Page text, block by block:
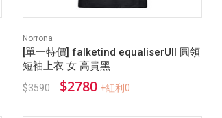
Norrona
[單一特價] falketind equaliserUll 圓領
短袖上衣 女 高貴黑
$3590 $2780 +紅利0